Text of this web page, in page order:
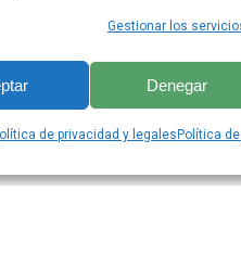
Gestionar los
Denegar
de privacidad y legales Política
Theme